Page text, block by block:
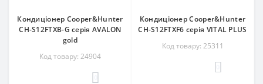
Кондиціонер Cooper&Hunter
CH-S12FTXB-G серія AVALON
gold
Код товару: 24904
Кондиціонер Cooper&Hunter
CH-S12FTXF6 серія VITAL PLUS
Код товару: 25311